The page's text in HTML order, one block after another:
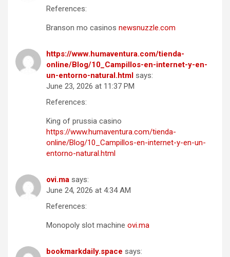
References:
Branson mo casinos newsnuzzle.com
https://www.humaventura.com/tienda-
online/Blog/10_Campillos-en-internet-y-en-
un-entorno-natural.html says:
June 23, 2026 at 11:37 PM
References:
King of prussia casino
https://www.humaventura.com/tienda-
online/Blog/10_Campillos-en-internet-y-en-un-
entorno-natural.html
ovi.ma says:
June 24, 2026 at 4:34 AM
References:
Monopoly slot machine ovi.ma
bookmarkdaily.space says: